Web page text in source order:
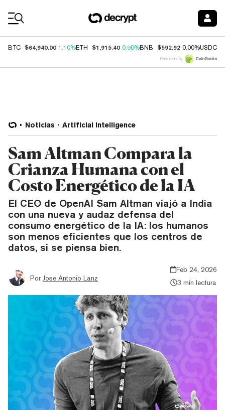
BTC $64,940.00 1.10%ETH $1,915.40 0.90%BNB $592.92 0.00%USDC
Price data by
Noticias Artificial Intelligence
Sam Altman Compara la
Crianza Humana con el
Costo Energético de la IA
El CEO de OpenAI Sam Altman viajó a India
con una nueva y audaz defensa del
consumo energético de la IA: los humanos
son menos eficientes que los centros de
datos, si se piensa bien.
Por Jose Antonio Lanz
Feb 24, 2026
3 min lectura